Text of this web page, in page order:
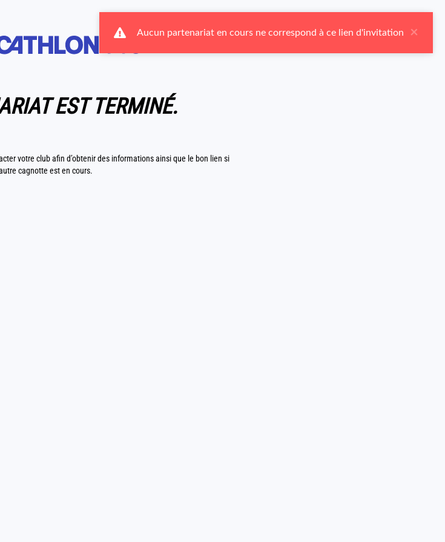
EST TERMINÉ.
votre club afin d’obtenir des informations ainsi que le bon lien si
cagnotte est en cours.
Aucun partenariat en cours ne correspond à ce lien d'invitation ×